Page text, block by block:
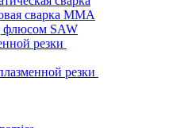
сварка MMA
флюсом SAW
резки
резки